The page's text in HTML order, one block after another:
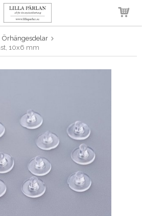
har blivit tillagd i
varukorgen
Örhängesdelar
10x6 mm